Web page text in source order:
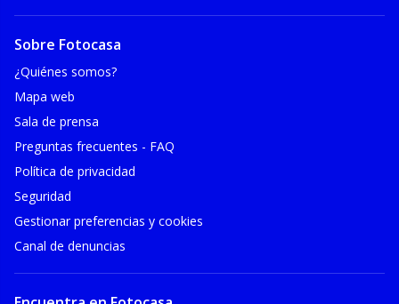
Sobre Fotocasa
¿Quiénes somos?
Mapa web
Sala de prensa
Preguntas frecuentes - FAQ
Política de privacidad
Seguridad
Gestionar preferencias y cookies
Canal de denuncias